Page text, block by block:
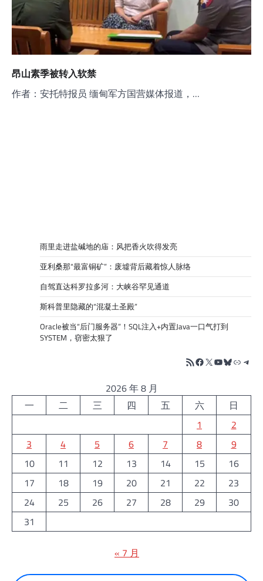
昂山素季被转入软禁
作者：安托特报员 缅甸军方国营媒体报道，…
雨里走进盐碱地的庙：风把香火吹得发亮
亚利桑那“最富铜矿”：废墟背后藏着惊人脉络
自驾直达科罗拉多河：大峡谷罕见通道
斯科普里隐藏的“混凝土圣殿”
Oracle被当“后门服务器”！SQL注入+内置Java一口气打到
SYSTEM，窃密太狠了
RSS FeedFacebook
X YouTube
Bluesky
链接
2026 年 8 月
一
二 三 四 五 六
日
1
2
3
4 5 6 7 8
9
10
11 12 13 14 15
16
17
18 19 20 21 22
23
24
25 26 27 28 29
30
31
« 7 月